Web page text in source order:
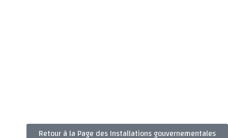
Retour à la Page des Installations gouvernementales